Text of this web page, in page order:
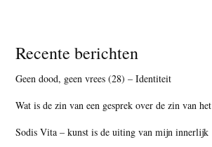
Recente berichten
Geen dood, geen vrees (28) – Identiteit
Wat is de zin van een gesprek over de zin van
Sodis Vita – kunst is de uiting van mijn innerlijk